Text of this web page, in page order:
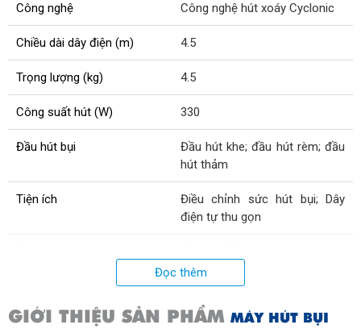
Công nghệ Công nghệ hút xoáy Cyclonic
Chiều dài dây điện (m) 4.5
Trọng lượng (kg) 4.5
Công suất hút (W) 330
Đầu hút bụi
Đầu hút khe; đầu hút rèm; đầu
hút thảm
Tiện ích
Điều chỉnh sức hút bụi; Dây
điện tự thu gọn
41.5x36.9x31.7
Công suất hoạt động (W) 2000
Đọc thêm
GIỚI THIỆU SẢN PHẨM MÁY HÚT BỤI